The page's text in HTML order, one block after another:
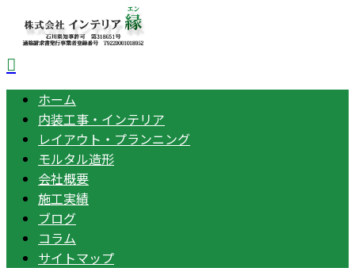
ホーム
内装工事・インテリア
レイアウト・プランニング
モルタル造形
会社概要
施工実績
ブログ
コラム
サイトマップ